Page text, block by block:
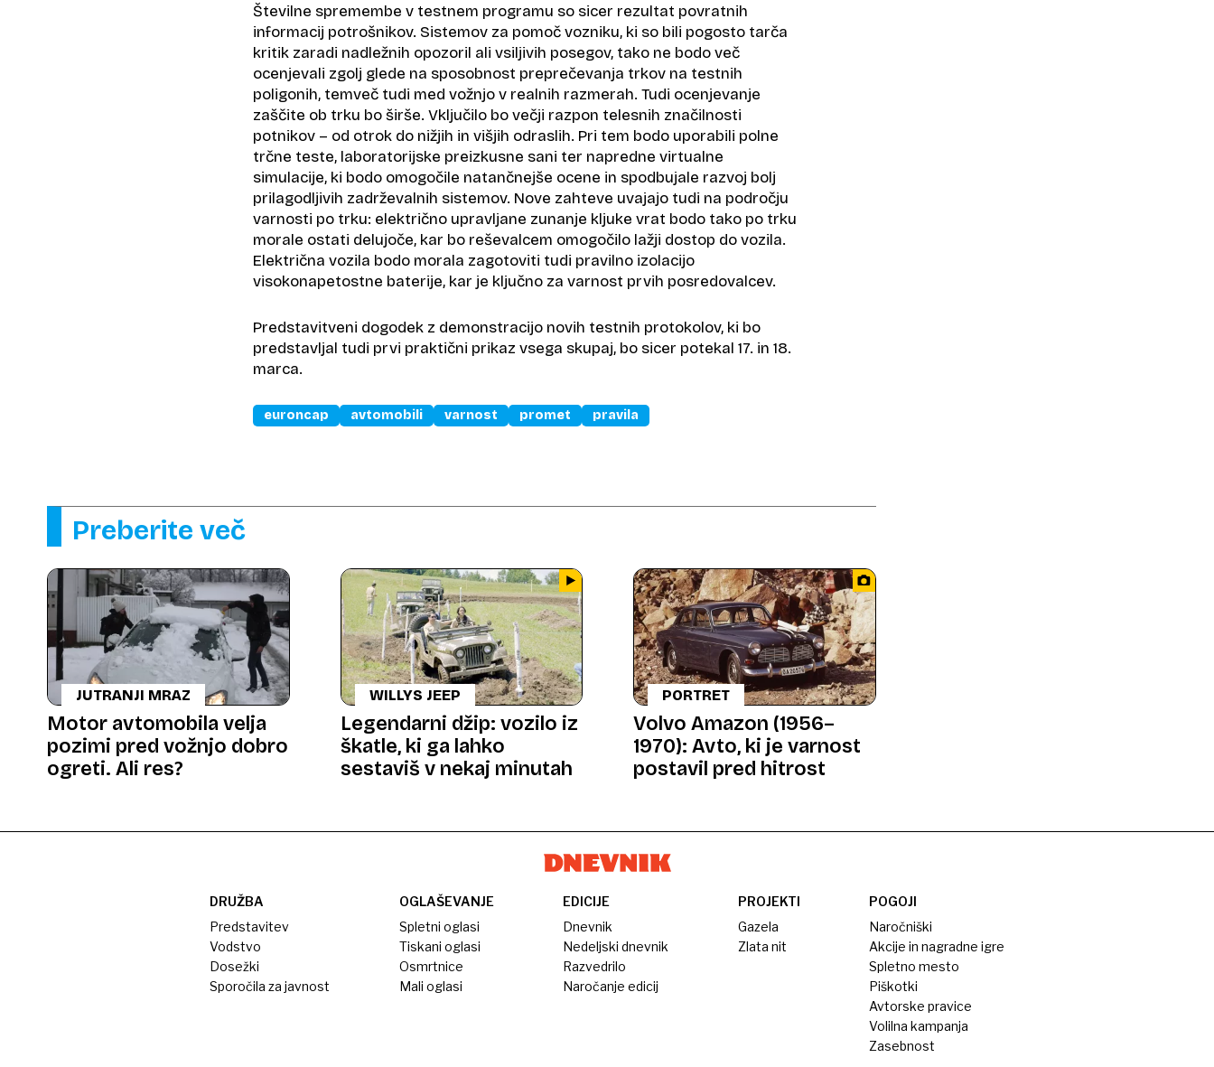
Številne spremembe v testnem programu so sicer rezultat povratnih
informacij potrošnikov. Sistemov za pomoč vozniku, ki so bili pogosto tarča
kritik zaradi nadležnih opozoril ali vsiljivih posegov, tako ne bodo več
ocenjevali zgolj glede na sposobnost preprečevanja trkov na testnih
poligonih, temveč tudi med vožnjo v realnih razmerah. Tudi ocenjevanje
zaščite ob trku bo širše. Vključilo bo večji razpon telesnih značilnosti
potnikov – od otrok do nižjih in višjih odraslih. Pri tem bodo uporabili polne
trčne teste, laboratorijske preizkusne sani ter napredne virtualne
simulacije, ki bodo omogočile natančnejše ocene in spodbujale razvoj bolj
prilagodljivih zadrževalnih sistemov. Nove zahteve uvajajo tudi na področju
varnosti po trku: električno upravljane zunanje kljuke vrat bodo tako po trku
morale ostati delujoče, kar bo reševalcem omogočilo lažji dostop do vozila.
Električna vozila bodo morala zagotoviti tudi pravilno izolacijo
visokonapetostne baterije, kar je ključno za varnost prvih posredovalcev.
Predstavitveni dogodek z demonstracijo novih testnih protokolov, ki bo
predstavljal tudi prvi praktični prikaz vsega skupaj, bo sicer potekal 17. in 18.
marca.
euroncap avtomobili varnost promet pravila
Preberite več
JUTRANJI MRAZ
Motor avtomobila velja
pozimi pred vožnjo dobro
ogreti. Ali res?
WILLYS JEEP
Legendarni džip: vozilo iz
škatle, ki ga lahko
sestaviš v nekaj minutah
PORTRET
Volvo Amazon (1956–
1970): Avto, ki je varnost
postavil pred hitrost
DRUŽBA
Predstavitev
Vodstvo
Dosežki
Sporočila za javnost
OGLAŠEVANJE
Spletni oglasi
Tiskani oglasi
Osmrtnice
Mali oglasi
EDICIJE
Dnevnik
Nedeljski dnevnik
Razvedrilo
Naročanje edicij
PROJEKTI
Gazela
Zlata nit
POGOJI
Naročniški
Akcije in nagradne igre
Spletno mesto
Piškotki
Avtorske pravice
Volilna kampanja
Zasebnost